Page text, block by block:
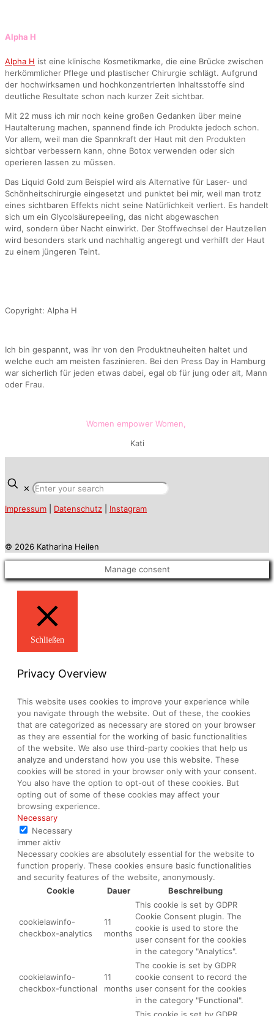
Alpha H
Alpha H ist eine klinische Kosmetikmarke, die eine Brücke zwischen
herkömmlicher Pflege und plastischer Chirurgie schlägt. Aufgrund
der hochwirksamen und hochkonzentrierten Inhaltsstoffe sind
deutliche Resultate schon nach kurzer Zeit sichtbar.
Mit 22 muss ich mir noch keine großen Gedanken über meine
Hautalterung machen, spannend finde ich Produkte jedoch schon.
Vor allem, weil man die Spannkraft der Haut mit den Produkten
sichtbar verbessern kann, ohne Botox verwenden oder sich
operieren lassen zu müssen.
Das Liquid Gold zum Beispiel wird als Alternative für Laser- und
Schönheitschirurgie eingesetzt und punktet bei mir, weil man trotz
eines sichtbaren Effekts nicht seine Natürlichkeit verliert. Es handelt
sich um ein Glycolsäurepeeling, das nicht abgewaschen
wird, sondern über Nacht einwirkt. Der Stoffwechsel der Hautzellen
wird besonders stark und nachhaltig angeregt und verhilft der Haut
zu einem jüngeren Teint.
Copyright: Alpha H
Ich bin gespannt, was ihr von den Produktneuheiten haltet und
welche euch am meisten faszinieren. Bei den Press Day in Hamburg
war sicherlich für jeden etwas dabei, egal ob für jung oder alt, Mann
oder Frau.
Women empower Women,
Kati
✕
Impressum Datenschutz Instagram
© 2026 Katharina Heilen
Manage consent
Schließen
Privacy Overview
This website uses cookies to improve your experience while
you navigate through the website. Out of these, the cookies
that are categorized as necessary are stored on your browser
as they are essential for the working of basic functionalities
of the website. We also use third-party cookies that help us
analyze and understand how you use this website. These
cookies will be stored in your browser only with your consent.
You also have the option to opt-out of these cookies. But
opting out of some of these cookies may affect your
browsing experience.
Necessary
Necessary
immer aktiv
Necessary cookies are absolutely essential for the website to
function properly. These cookies ensure basic functionalities
and security features of the website, anonymously.
Cookie
Dauer Beschreibung
cookielawinfo-
checkbox-analytics
11
months
This cookie is set by GDPR
Cookie Consent plugin. The
cookie is used to store the
user consent for the cookies
in the category "Analytics".
cookielawinfo-
checkbox-functional
11
months
The cookie is set by GDPR
cookie consent to record the
user consent for the cookies
in the category "Functional".